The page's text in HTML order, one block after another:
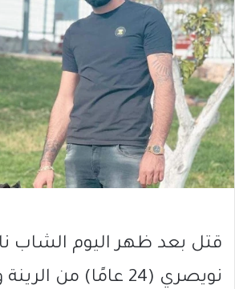
قتل بعد ظهر اليوم الشاب
نويصري (24 عامًا) من